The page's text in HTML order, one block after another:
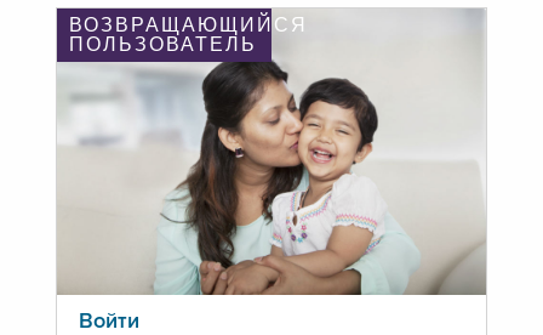
ВОЗВРАЩАЮЩИЙСЯ
ПОЛЬЗОВАТЕЛЬ
Войти